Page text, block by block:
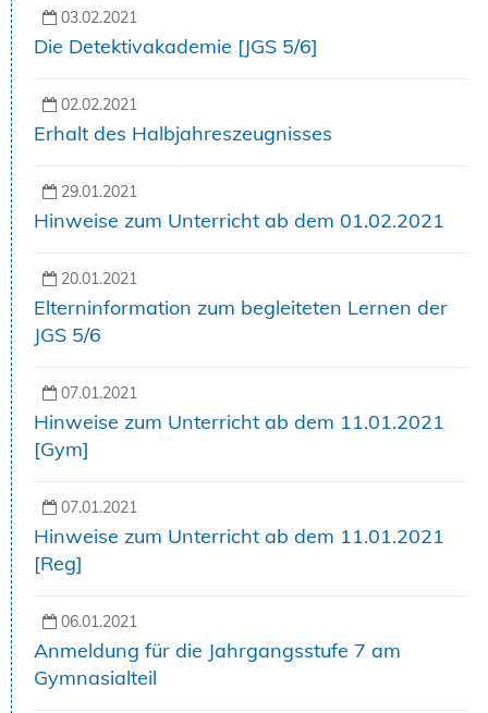
03.02.2021
Die Detektivakademie [JGS 5/6]
02.02.2021
Erhalt des Halbjahreszeugnisses
29.01.2021
Hinweise zum Unterricht ab dem 01.02.2021
20.01.2021
Elterninformation zum begleiteten Lernen der
JGS 5/6
07.01.2021
Hinweise zum Unterricht ab dem 11.01.2021
[Gym]
07.01.2021
Hinweise zum Unterricht ab dem 11.01.2021
[Reg]
06.01.2021
Anmeldung für die Jahrgangsstufe 7 am
Gymnasialteil